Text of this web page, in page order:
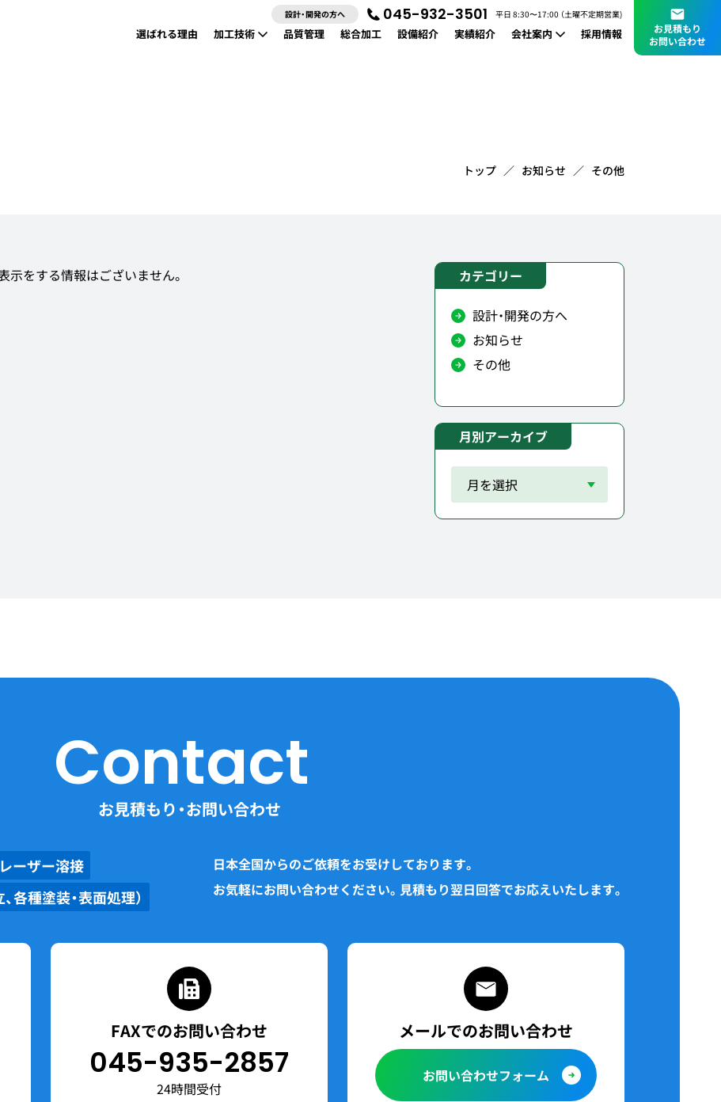
設計・開発の方へ 045-932-3501 平日 8:30〜17:00 （土曜不定期営業)
選ばれる理由
加工技術
品質管理 総合加工 設備紹介 実績紹介
会社案内
採用情報
お見積もり
お問い合わせ
トップ お知らせ その他
示をする情報はございません。 カテゴリー
設計・開発の方へ
お知らせ
その他
月別アーカイブ
Contact
お見積もり・お問い合わせ
ーザー溶接
各種塗装・表面処理）
日本全国からのご依頼をお受けしております。
お気軽にお問い合わせください。見積もり翌日回答でお応えいたします。
FAXでのお問い合わせ
045-935-2857
24時間受付
メールでのお問い合わせ
お問い合わせフォーム